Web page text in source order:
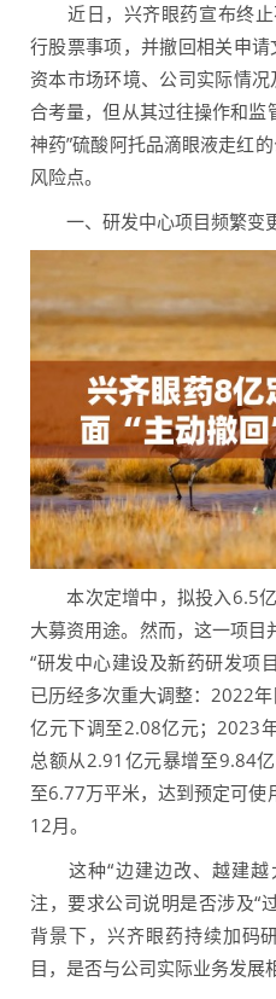
近日，兴齐眼药宣布终止
行股票事项，并撤回相关申
资本市场环境、公司实际情
合考量，但从其过往操作和监
神药”硫酸阿托品滴眼液走红
风险点。
一、研发中心项目频繁变
本次定增中，拟投入6.5亿
大募资用途。然而，这一项
“研发中心建设及新药研发项
已历经多次重大调整：2022
亿元下调至2.08亿元；2023
总额从2.91亿元暴增至9.84
至6.77万平米，达到预定可
12月。
这种“边建边改、越建越
注，要求公司说明是否涉及“
背景下，兴齐眼药持续加码
目，是否与公司实际业务发展